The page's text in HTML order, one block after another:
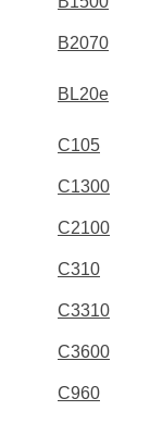
B2070
BL20e
C105
C1300
C2100
C310
C3310
C3600
C960